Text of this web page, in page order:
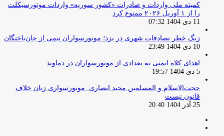
کمیته ملی واردات و صادرات «کشور سوریه» واردات موتورسیکلت
را از ۱ آوریل ۲۰۲۶ ممنوع کرد
11 دی 1404 07:32
زنگ خطر تصادفات شهری در یزد؛ موتورسواران نیمی از جان‌باختگان
10 دی 1404 23:49
اهدای کلاه ایمنی به تعدادی از موتورسواران در دماوند
5 دی 1404 19:57
حجت‌الاسلام و المسلمین مجید انصاری: موتورسواری زنان خلاف
قانون نیست
25 آذر 1404 20:40